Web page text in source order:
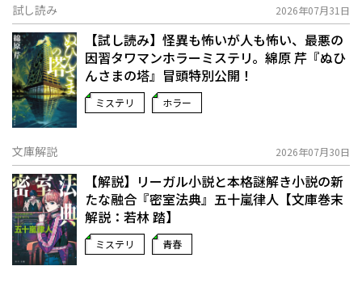
試し読み 2026年07月31日
【試し読み】怪異も怖いが人も怖い、最悪の
因習タワマンホラーミステリ。綿原 芹『ぬひ
んさまの塔』冒頭特別公開！
ミステリ ホラー
文庫解説 2026年07月30日
【解説】リーガル小説と本格謎解き小説の新
たな融合――『密室法典』五十嵐律人【文庫巻末
解説：若林 踏】
ミステリ 青春